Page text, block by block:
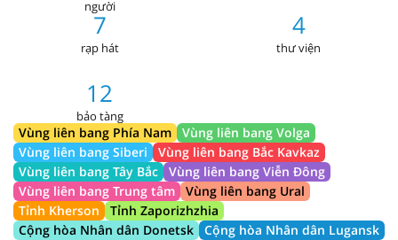
người
7
rạp hát
4
thư viện
12
bảo tàng
Vùng liên bang Phía Nam
Vùng liên bang Volga
Vùng liên bang Siberi
Vùng liên bang Bắc Kavkaz
Vùng liên bang Tây Bắc
Vùng liên bang Viễn Đông
Vùng liên bang Trung tâm
Vùng liên bang Ural
Tỉnh Kherson
Tỉnh Zaporizhzhia
Cộng hòa Nhân dân Donetsk
Cộng hòa Nhân dân Lugansk